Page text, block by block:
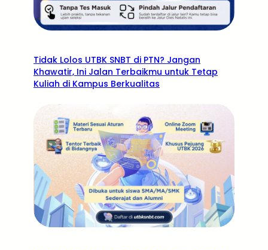
Tidak Lolos UTBK SNBT di PTN? Jangan
Khawatir, Ini Jalan Terbaikmu untuk Tetap
Kuliah di Kampus Berkualitas